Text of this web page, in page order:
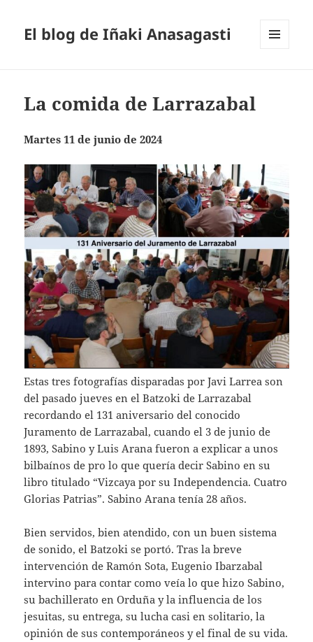
El blog de Iñaki Anasagasti
La comida de Larrazabal
Martes 11 de junio de 2024
Estas tres fotografías disparadas por Javi Larrea son
del pasado jueves en el Batzoki de Larrazabal
recordando el 131 aniversario del conocido
Juramento de Larrazabal, cuando el 3 de junio de
1893, Sabino y Luis Arana fueron a explicar a unos
bilbaínos de pro lo que quería decir Sabino en su
libro titulado “Vizcaya por su Independencia. Cuatro
Glorias Patrias”. Sabino Arana tenía 28 años.
Bien servidos, bien atendido, con un buen sistema
de sonido, el Batzoki se portó. Tras la breve
intervención de Ramón Sota, Eugenio Ibarzabal
intervino para contar como veía lo que hizo Sabino,
su bachillerato en Orduña y la influencia de los
jesuitas, su entrega, su lucha casi en solitario, la
opinión de sus contemporáneos y el final de su vida.